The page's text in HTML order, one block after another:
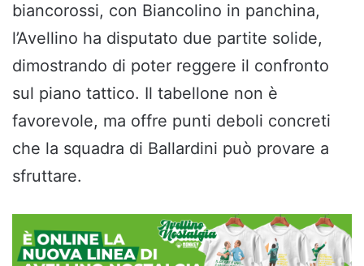
biancorossi, con Biancolino in panchina,
l’Avellino ha disputato due partite solide,
dimostrando di poter reggere il confronto
sul piano tattico. Il tabellone non è
favorevole, ma offre punti deboli concreti
che la squadra di Ballardini può provare a
sfruttare.